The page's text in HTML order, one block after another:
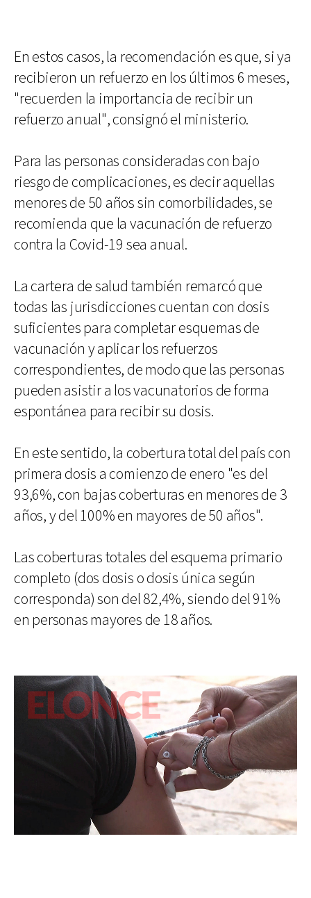
En estos casos, la recomendación es que, si ya
recibieron un refuerzo en los últimos 6 meses,
"recuerden la importancia de recibir un
refuerzo anual", consignó el ministerio.
Para las personas consideradas con bajo
riesgo de complicaciones, es decir aquellas
menores de 50 años sin comorbilidades, se
recomienda que la vacunación de refuerzo
contra la Covid-19 sea anual.
La cartera de salud también remarcó que
todas las jurisdicciones cuentan con dosis
suficientes para completar esquemas de
vacunación y aplicar los refuerzos
correspondientes, de modo que las personas
pueden asistir a los vacunatorios de forma
espontánea para recibir su dosis.
En este sentido, la cobertura total del país con
primera dosis a comienzo de enero "es del
93,6%, con bajas coberturas en menores de 3
años, y del 100% en mayores de 50 años".
Las coberturas totales del esquema primario
completo (dos dosis o dosis única según
corresponda) son del 82,4%, siendo del 91%
en personas mayores de 18 años.